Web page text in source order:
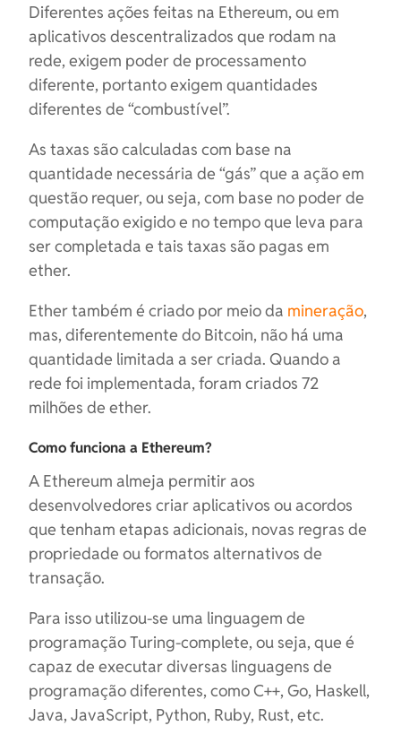
Diferentes ações feitas na Ethereum, ou em
aplicativos descentralizados que rodam na
rede, exigem poder de processamento
diferente, portanto exigem quantidades
diferentes de “combustível”.
As taxas são calculadas com base na
quantidade necessária de “gás” que a ação em
questão requer, ou seja, com base no poder de
computação exigido e no tempo que leva para
ser completada e tais taxas são pagas em
ether.
Ether também é criado por meio da mineração,
mas, diferentemente do Bitcoin, não há uma
quantidade limitada a ser criada. Quando a
rede foi implementada, foram criados 72
milhões de ether.
Como funciona a Ethereum?
A Ethereum almeja permitir aos
desenvolvedores criar aplicativos ou acordos
que tenham etapas adicionais, novas regras de
propriedade ou formatos alternativos de
transação.
Para isso utilizou-se uma linguagem de
programação Turing-complete, ou seja, que é
capaz de executar diversas linguagens de
programação diferentes, como C++, Go, Haskell,
Java, JavaScript, Python, Ruby, Rust, etc.